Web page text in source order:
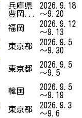
兵庫県
豊岡...
2026.9.18
～9.20
福岡
2026.9.12
～9.13
東京都
2026.9.5
～9.30
東京都
2026.9.5
～9.5
韓国
2026.9.5
～9.19
東京都
2026.9.3
～9.6